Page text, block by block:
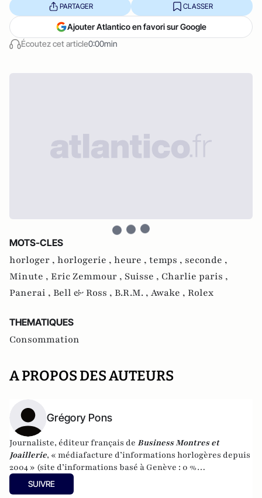
Écoutez cet article0:00min
PARTAGER CLASSER
Ajouter Atlantico en favori sur Google
MOTS-CLES
horloger , horlogerie , heure , temps , seconde ,
Minute , Eric Zemmour , Suisse , Charlie paris ,
Panerai , Bell & Ross , B.R.M. , Awake , Rolex
THEMATIQUES
Consommation
A PROPOS DES AUTEURS
Grégory Pons
Journaliste, éditeur français de Business Montres et
Joaillerie, « médiafacture d’informations horlogères depuis
2004 » (site d’informations basé à Genève : 0 %
publicité-100 % liberté), spécialiste du marketing horloger
et de l’analyse des marchés de la montre.
SUIVRE